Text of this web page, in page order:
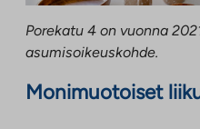
Porekatu 4 on vuonna
asumisoikeuskohde.
Monimuotoiset